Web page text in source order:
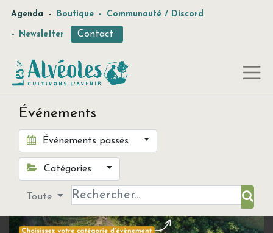
Agenda - Boutique - Communauté / Discord
- Newsletter Contact
Événements
Événements passés
Catégories
Toute